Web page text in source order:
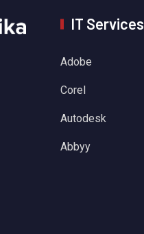
IT Services
Adobe
Corel
Autodesk
Abbyy